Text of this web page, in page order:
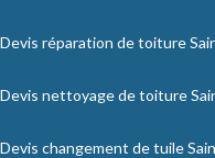
Devis réparation de toiture
Devis nettoyage de toiture
Devis changement de tuile